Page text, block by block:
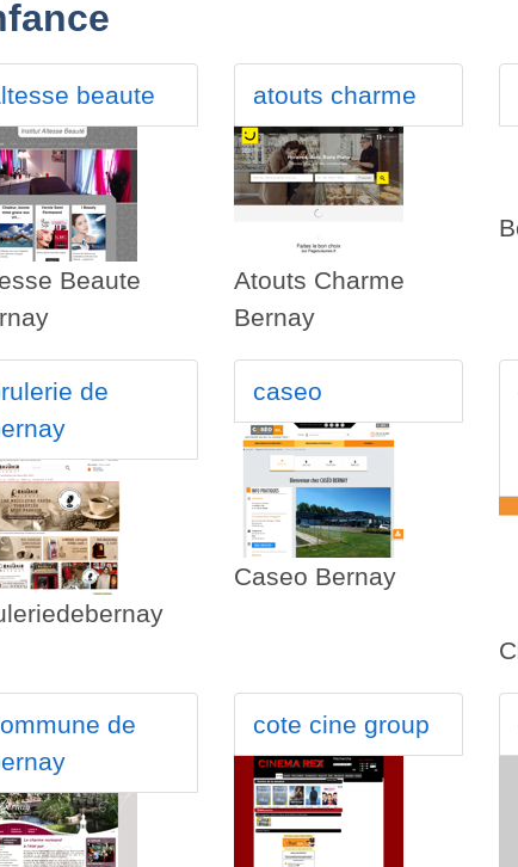
beaute
Beaute
atouts charme
Atouts Charme
Bernay
de
caseo
Caseo Bernay
de
cote cine group